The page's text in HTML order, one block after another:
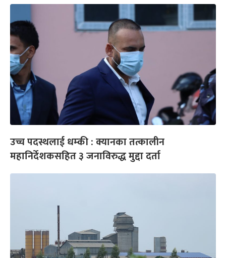
उच्च पदस्थलाई धम्की : क्यानका तत्कालीन
महानिर्देशकसहित ३ जनाविरुद्ध मुद्दा दर्ता